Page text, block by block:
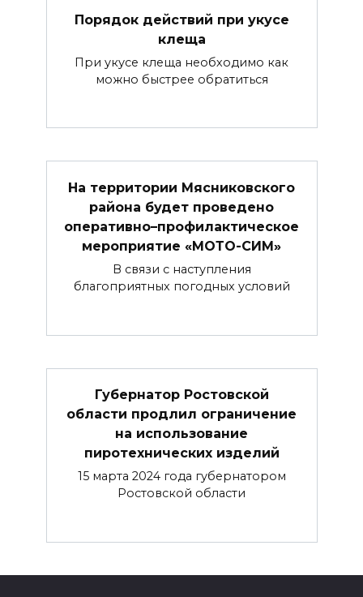
Порядок действий при укусе
клеща
При укусе клеща необходимо как
можно быстрее обратиться
На территории Мясниковского
района будет проведено
оперативно–профилактическое
мероприятие «МОТО-СИМ»
В связи с наступления
благоприятных погодных условий
Губернатор Ростовской
области продлил ограничение
на использование
пиротехнических изделий
15 марта 2024 года губернатором
Ростовской области